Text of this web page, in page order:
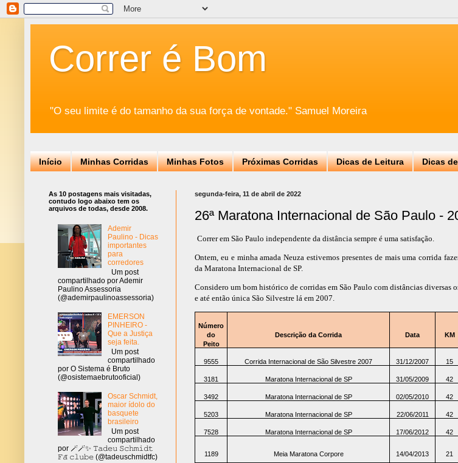
Correr é Bom
"O seu limite é do tamanho da sua força de vontade." Samuel Moreira
Início Minhas Corridas Minhas Fotos Próximas Corridas Dicas de Leitura Dicas
segunda-feira, 11 de abril de 2022
26ª Maratona Internacional de São Paulo -
Correr em São Paulo independente da distância sempre é uma satisfação.
Ontem, eu e minha amada Neuza estivemos presentes de mais uma corrida
da Maratona Internacional de SP.
Considero um bom histórico de corridas em São Paulo com distâncias diversas
e até então única São Silvestre lá em 2007.
Número
do
Peito
Descrição da Corrida Data KM
9555 Corrida Internacional de São Silvestre 2007 31/12/2007 15
3181 Maratona Internacional de SP 31/05/2009 42
3492 Maratona Internacional de SP 02/05/2010 42
5203 Maratona Internacional de SP 22/06/2011 42
7528 Maratona Internacional de SP 17/06/2012 42
1189 Meia Maratona Corpore 14/04/2013 21
As 10 postagens mais visitadas,
contudo logo abaixo tem os
arquivos de todas, desde 2008.
Ademir
Paulino - Dicas
importantes
para
corredores
Um post
compartilhado por Ademir
Paulino Assessoria
(@ademirpaulinoassessoria)
EMERSON
PINHEIRO -
Que a Justiça
seja feita.
Um post
compartilhado
por O Sistema é Bruto
(@osistemaebrutooficial)
Oscar Schmidt,
maior ídolo do
basquete
brasileiro
Um post
compartilhado
por 🪄🪄✨ 𝚃𝚊𝚍𝚎𝚞 𝚂𝚌𝚑𝚖𝚒𝚍𝚝
𝙵𝚊̃ 𝚌𝚕𝚞𝚋𝚎 (@tadeuschmidtfc)